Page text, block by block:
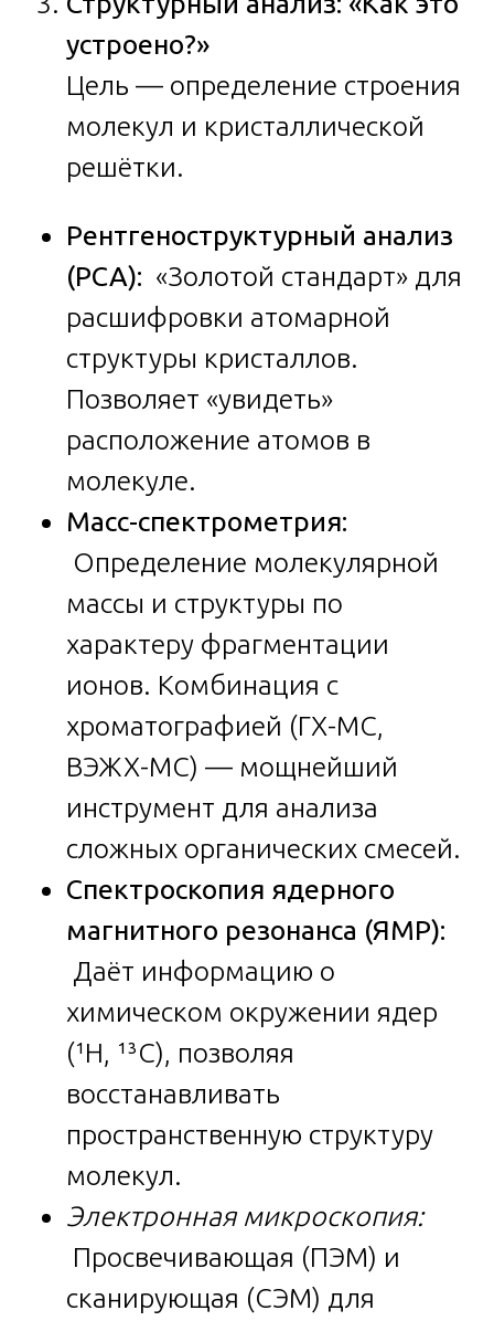
устроено?»
Цель — определение строения
молекул и кристаллической
решётки.
Рентгеноструктурный анализ
(РСА): «Золотой стандарт» для
расшифровки атомарной
структуры кристаллов.
Позволяет «увидеть»
расположение атомов в
молекуле.
Масс-спектрометрия:
Определение молекулярной
массы и структуры по
характеру фрагментации
ионов. Комбинация с
хроматографией (ГХ-МС,
ВЭЖХ-МС) — мощнейший
инструмент для анализа
сложных органических смесей.
Спектроскопия ядерного
магнитного резонанса (ЯМР):
Даёт информацию о
химическом окружении ядер
(¹H, ¹³C), позволяя
восстанавливать
пространственную структуру
молекул.
Электронная микроскопия:
Просвечивающая (ПЭМ) и
сканирующая (СЭМ) для